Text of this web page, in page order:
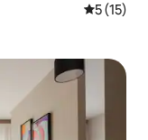
5 (15)